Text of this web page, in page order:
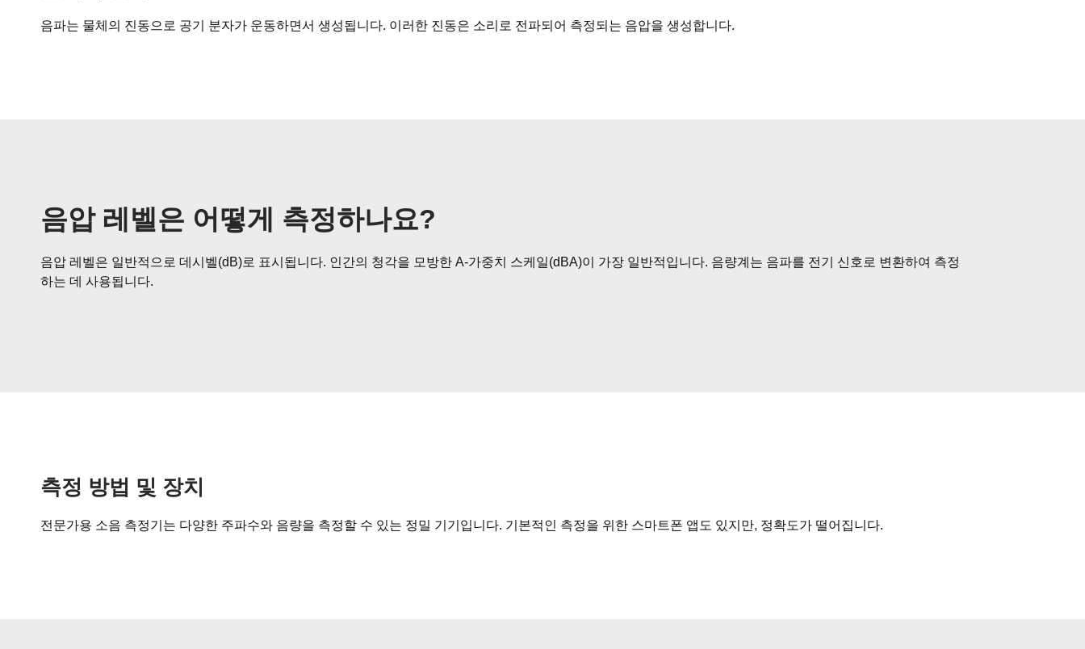
음파는 물체의 진동으로 공기 분자가 운동하면서 생성됩니다. 이러한 진동은 소리로 전파되어 측정되는 음압을 생성합니다.
음압 레벨은 어떻게 측정하나요?
음압 레벨은 일반적으로 데시벨(dB)로 표시됩니다. 인간의 청각을 모방한 A-가중치 스케일(dBA)이 가장 일반적입니다. 음량계는 음파를 전기 신호로 변환하여 측정
하는 데 사용됩니다.
측정 방법 및 장치
전문가용 소음 측정기는 다양한 주파수와 음량을 측정할 수 있는 정밀 기기입니다. 기본적인 측정을 위한 스마트폰 앱도 있지만, 정확도가 떨어집니다.